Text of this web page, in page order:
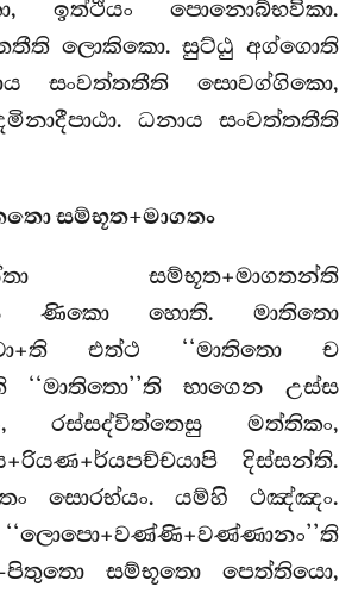
ඉත්ථියං පොනොබ්භවිකා.
ලොකිකො. සුට්ඨු අග්ගොති
සංවත්තතීති සොවග්ගිකො,
ධනාය සංවත්තතීති
සම්භූත+මාගතං
සම්භූත+මාගතන්ති
ණිකො හොති. මාතිතො
එත්ථ ‘‘මාතිතො ච
‘‘මාතිතො’’ති භාගෙන උස්ස
රස්සද්විත්තෙසු මත්තිකං,
දිස්සන්ති.
සොරභ්යං. යම්හි ථඤ්ඤං.
සම්භූතො පෙත්තියො,